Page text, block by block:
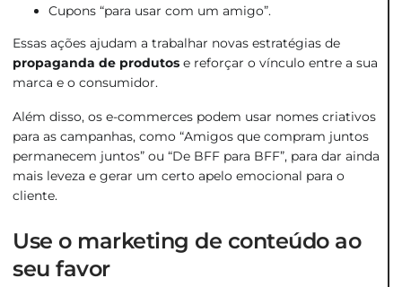
Cupons “para usar com um amigo”.
Essas ações ajudam a trabalhar novas estratégias de
propaganda de produtos e reforçar o vínculo entre a sua
marca e o consumidor.
Além disso, os e-commerces podem usar nomes criativos
para as campanhas, como “Amigos que compram juntos
permanecem juntos” ou “De BFF para BFF”, para dar ainda
mais leveza e gerar um certo apelo emocional para o
cliente.
Use o marketing de conteúdo ao
seu favor